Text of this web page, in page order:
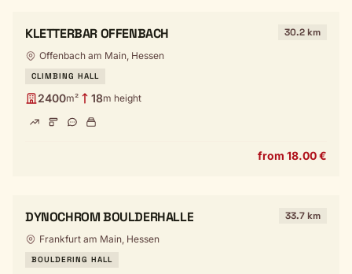
KLETTERBAR OFFENBACH 30.2 km
Offenbach am Main, Hessen
CLIMBING HALL
2400m² 18m height
from 18.00 €
DYNOCHROM BOULDERHALLE 33.7 km
Frankfurt am Main, Hessen
BOULDERING HALL